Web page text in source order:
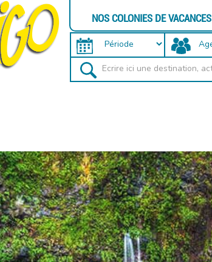
NOS COLONIES DE VACANCES